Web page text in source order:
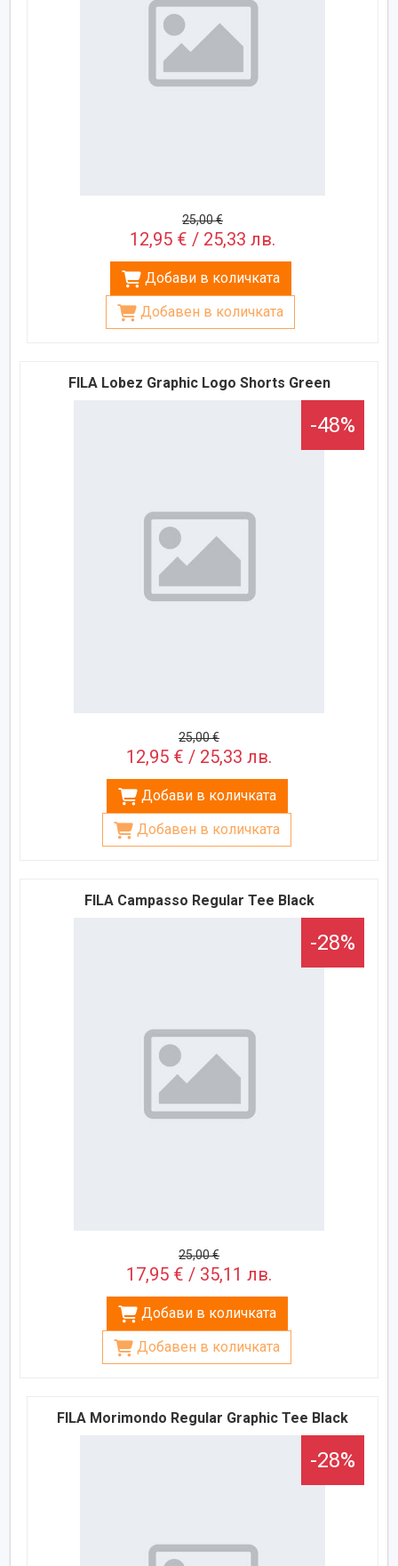
25,00 €
12,95 € / 25,33 лв.
Добави в количката
Добавен в количката
FILA Lobez Graphic Logo Shorts Green
-48%
25,00 €
12,95 € / 25,33 лв.
Добави в количката
Добавен в количката
FILA Campasso Regular Tee Black
-28%
25,00 €
17,95 € / 35,11 лв.
Добави в количката
Добавен в количката
FILA Morimondo Regular Graphic Tee Black
-28%